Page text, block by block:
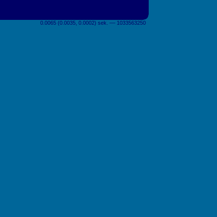
0.0065 (0.0035, 0.0002) sek. –– 1033563250